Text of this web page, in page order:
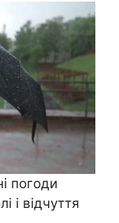
погоди
і відчуття